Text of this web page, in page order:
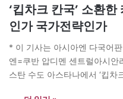
‘킵차크 칸국’ 소환
인가 국가전략인가
* 이 기사는 아시아엔 다국어
엔=쿠반 압디멘 센트럴아시
스탄 수도 아스타나에서 ‘킵